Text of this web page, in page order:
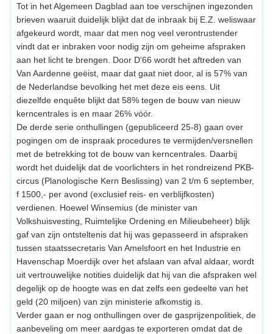
Tot in het Algemeen Dagblad aan toe verschijnen ingezonden
brieven waaruit duidelijk blijkt dat de inbraak bij E.Z. weliswaar
afgekeurd wordt, maar dat men nog veel verontrustender
vindt dat er inbraken voor nodig zijn om geheime afspraken
aan het licht te brengen. Door D'66 wordt het aftreden van
Van Aardenne geëist, maar dat gaat niet door, al is 57% van
de Nederlandse bevolking het met deze eis eens. Uit
diezelfde enquête blijkt dat 58% tegen de bouw van nieuw
kerncentrales is en maar 26% vóór.
De derde serie onthullingen (gepubliceerd 25-8) gaan over
pogingen om de inspraak procedures te vermijden/versnellen
met de betrekking tot de bouw van kerncentrales. Daarbij
wordt het duidelijk dat de voorlichters in het rondreizend PKB-
circus (Planologische Kern Beslissing) van 2 t/m 6 september,
f 1500,- per avond (exclusief reis- en verblijfkosten)
verdienen. Hoewel Winsemius (de minister van
Volkshuisvesting, Ruimtelijke Ordening en Milieubeheer) blijk
gaf van zijn ontsteltenis dat hij was gepasseerd in afspraken
tussen staatssecretaris Van Amelsfoort en het Industrie en
Havenschap Moerdijk over het afslaan van afval aldaar, wordt
uit vertrouwelijke notities duidelijk dat hij van die afspraken wel
degelijk op de hoogte was en dat zelfs een gedeelte van het
geld (20 miljoen) van zijn ministerie afkomstig is.
Verder gaan er nog onthullingen over de gasprijzenpolitiek, de
aanbeveling om meer aardgas te exporteren omdat dat de